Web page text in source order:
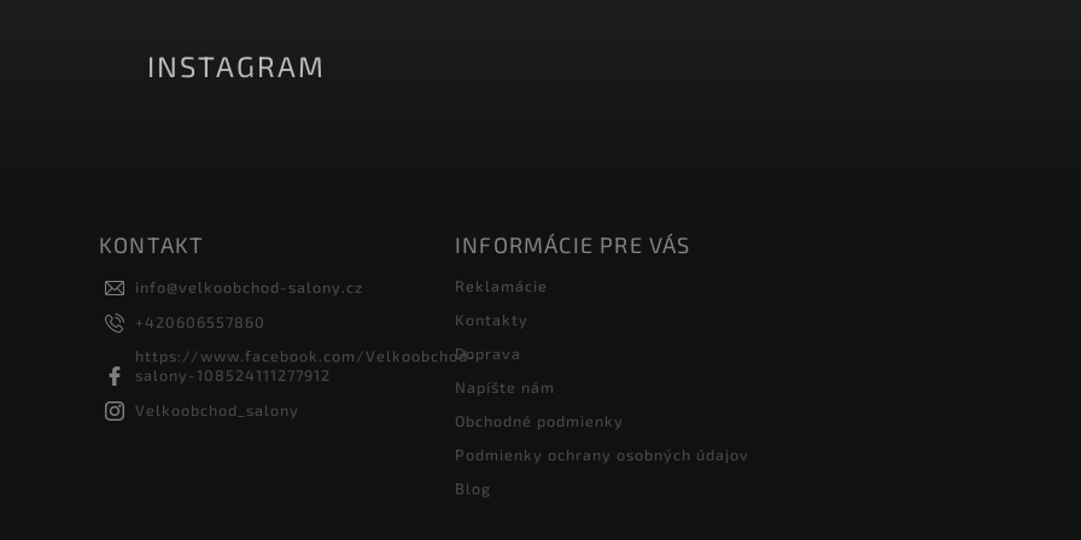
INSTAGRAM
KONTAKT
info@velkoobchod-salony.cz
+420606557860
https://www.facebook.com/Velkoobchod-
salony-108524111277912
Velkoobchod_salony
INFORMÁCIE PRE VÁS
Reklamácie
Kontakty
Doprava
Napíšte nám
Obchodné podmienky
Podmienky ochrany osobných údajov
Blog